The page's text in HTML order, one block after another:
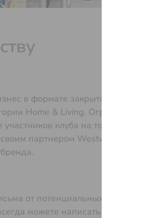
в формате закрытого
Home & Living.
клуба на товарах и
партнером Westwing
от потенциальных
можете написать нам на